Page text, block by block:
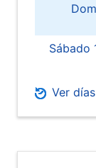
Sábado
Ver